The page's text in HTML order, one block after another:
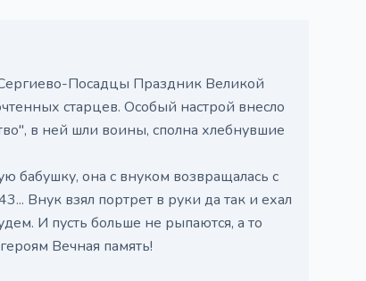
Посадцы Праздник Великой
старцев. Особый настрой внесло
в ней шли воины, сполна хлебнувшие
бабушку, она с внуком возвращалась с
Внук взял портрет в руки да так и ехал
И пусть больше не рыпаются, а то
Вечная память!